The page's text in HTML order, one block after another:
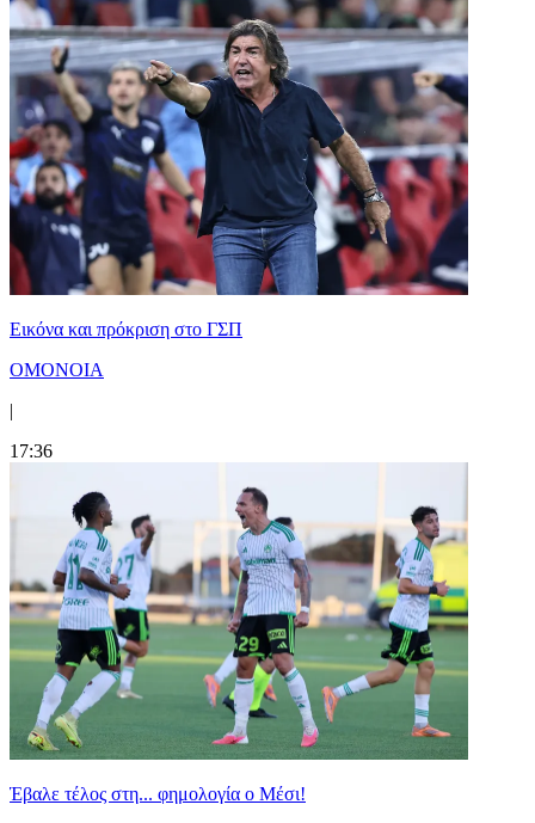
Εικόνα και πρόκριση στο ΓΣΠ
ΟΜΟΝΟΙΑ
|
17:36
Έβαλε τέλος στη... φημολογία o Μέσι!